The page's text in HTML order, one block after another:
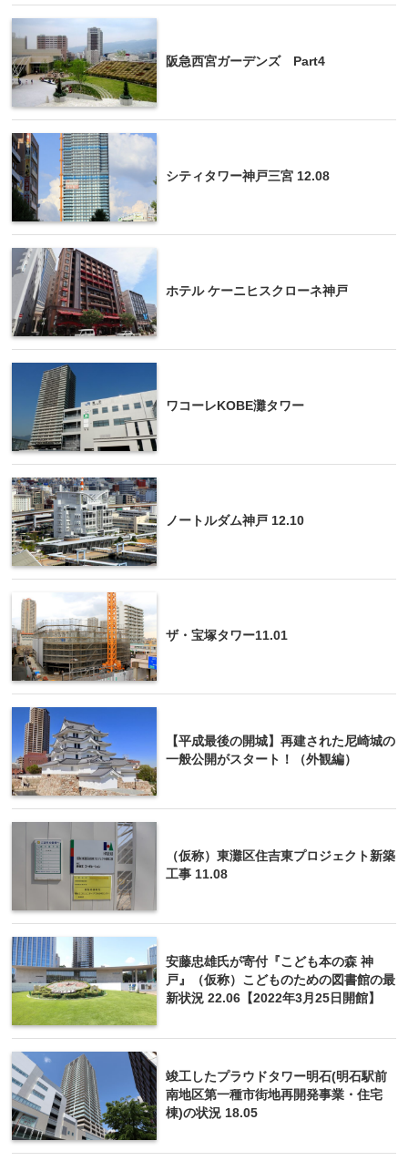
阪急西宮ガーデンズ Part4
シティタワー神戸三宮 12.08
ホテル ケーニヒスクローネ神戸
ワコーレKOBE灘タワー
ノートルダム神戸 12.10
ザ・宝塚タワー11.01
【平成最後の開城】再建された尼崎城の
一般公開がスタート！（外観編）
（仮称）東灘区住吉東プロジェクト新築
工事 11.08
安藤忠雄氏が寄付『こども本の森 神
戸』（仮称）こどものための図書館の最
新状況 22.06【2022年3月25日開館】
竣工したプラウドタワー明石(明石駅前
南地区第一種市街地再開発事業・住宅
棟)の状況 18.05